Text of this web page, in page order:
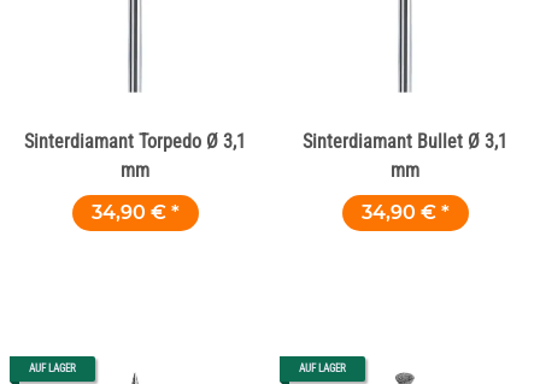
Sinterdiamant Torpedo Ø 3,1
mm
34,90 € *
Sinterdiamant Bullet Ø 3,1
mm
34,90 € *
AUF LAGER AUF LAGER